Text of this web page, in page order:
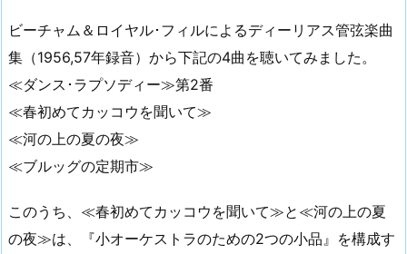
ビーチャム＆ロイヤル･フィルによるディーリアス管弦楽曲
集（1956,57年録音）から下記の4曲を聴いてみました。
≪ダンス･ラプソディー≫第2番
≪春初めてカッコウを聞いて≫
≪河の上の夏の夜≫
≪ブルッグの定期市≫
このうち、≪春初めてカッコウを聞いて≫と≪河の上の夏
の夜≫は、『小オーケストラのための2つの小品』を構成す